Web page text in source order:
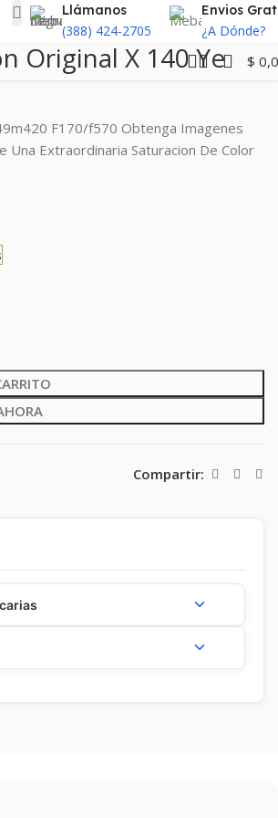
Llámanos
(388) 424-2705
Envios
¿A Dónde?
$
Original X 140 Ye
F170/f570 Obtenga Imagenes
Una Extraordinaria Saturacion De Color
Compartir: